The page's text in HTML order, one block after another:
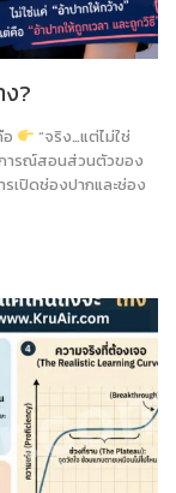
?
“จริง…แต่ไม่ใช่
การณ์สอนส่วนตัวของ
รเปิดช่องปากและช่อง